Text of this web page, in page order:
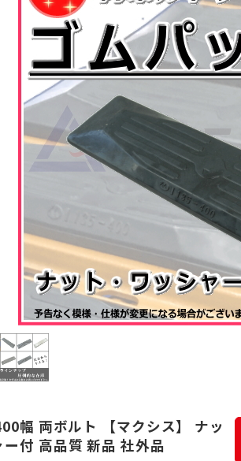
幅 両ボルト 【マクシス】 ナッ
ー付 高品質 新品 社外品